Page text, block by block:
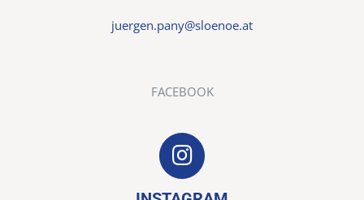
juergen.pany@sloenoe.at
FACEBOOK